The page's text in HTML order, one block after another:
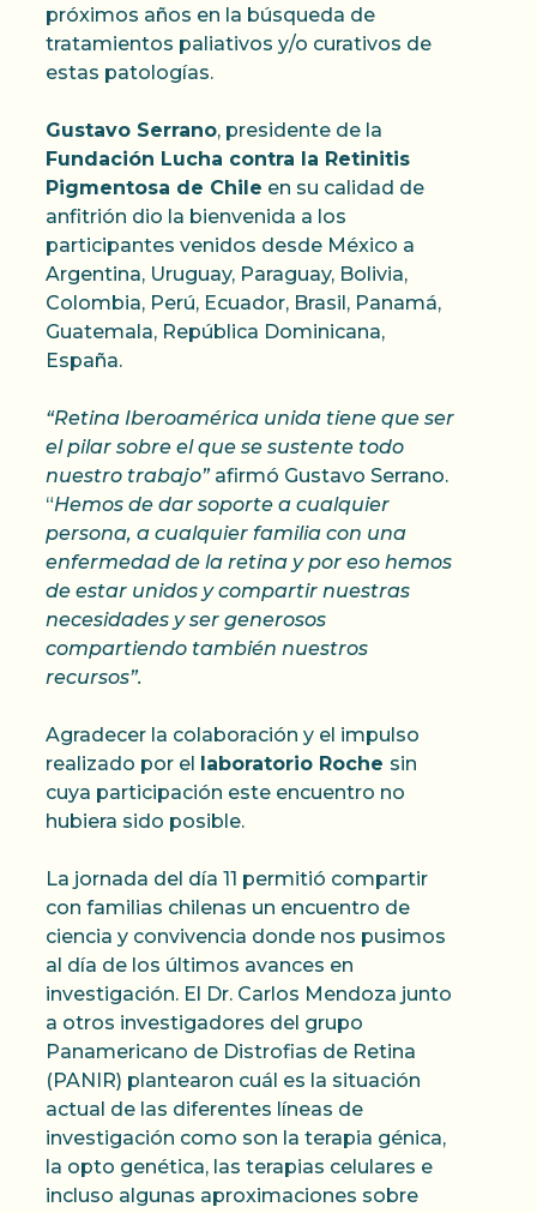
próximos años en la búsqueda de
tratamientos paliativos y/o curativos de
estas patologías.
Gustavo Serrano, presidente de la
Fundación Lucha contra la Retinitis
Pigmentosa de Chile en su calidad de
anfitrión dio la bienvenida a los
participantes venidos desde México a
Argentina, Uruguay, Paraguay, Bolivia,
Colombia, Perú, Ecuador, Brasil, Panamá,
Guatemala, República Dominicana,
España.
“Retina Iberoamérica unida tiene que ser
el pilar sobre el que se sustente todo
nuestro trabajo” afirmó Gustavo Serrano.
“Hemos de dar soporte a cualquier
persona, a cualquier familia con una
enfermedad de la retina y por eso hemos
de estar unidos y compartir nuestras
necesidades y ser generosos
compartiendo también nuestros
recursos”.
Agradecer la colaboración y el impulso
realizado por el laboratorio Roche sin
cuya participación este encuentro no
hubiera sido posible.
La jornada del día 11 permitió compartir
con familias chilenas un encuentro de
ciencia y convivencia donde nos pusimos
al día de los últimos avances en
investigación. El Dr. Carlos Mendoza junto
a otros investigadores del grupo
Panamericano de Distrofias de Retina
(PANIR) plantearon cuál es la situación
actual de las diferentes líneas de
investigación como son la terapia génica,
la opto genética, las terapias celulares e
incluso algunas aproximaciones sobre